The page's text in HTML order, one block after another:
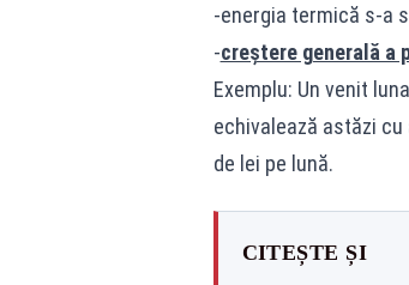
-energia termică s-a
-creștere generală a
Exemplu: Un venit
echivalează astăzi
de lei pe lună.
CITEȘTE ȘI